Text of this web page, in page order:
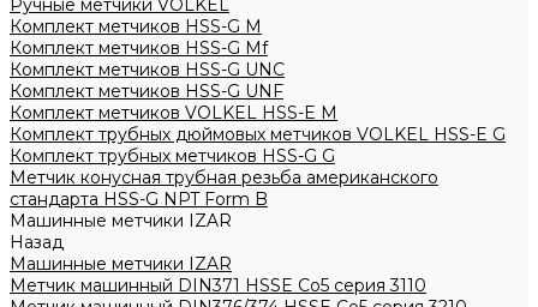
Ручные метчики VOLKEL
Комплект метчиков HSS-G M
Комплект метчиков HSS-G Mf
Комплект метчиков HSS-G UNC
Комплект метчиков HSS-G UNF
Комплект метчиков VOLKEL HSS-E M
Комплект трубных дюймовых метчиков VOLKEL HSS-E G
Комплект трубных метчиков HSS-G G
Метчик конусная трубная резьба американского
стандарта HSS-G NPT Form B
Машинные метчики IZAR
Назад
Машинные метчики IZAR
Метчик машинный DIN371 HSSE Co5 серия 3110